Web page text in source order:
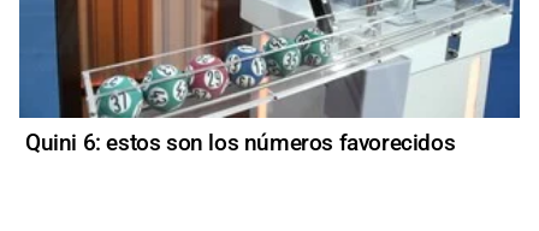
Quini 6: estos son los números favorecidos